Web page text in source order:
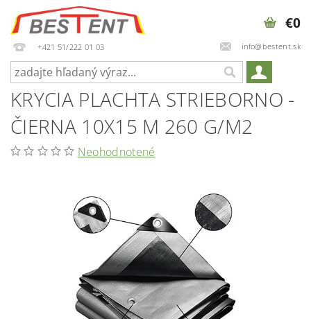
+421 51/222 01 03 info@bestent.sk
€0
KRYCIA PLACHTA STRIEBORNO -
ČIERNA 10X15 M 260 G/M2
Neohodnotené